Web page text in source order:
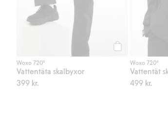
Woxo 720°
Vattentäta skalbyxor
399 kr.
Woxo 720°
Vattentät
499 kr.